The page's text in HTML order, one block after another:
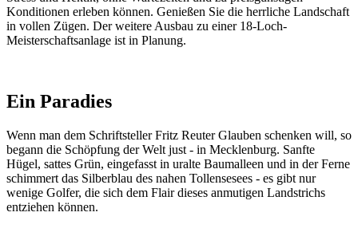
Konditionen erleben können. Genießen Sie die herrliche Landschaft
in vollen Zügen. Der weitere Ausbau zu einer 18-Loch-
Meisterschaftsanlage ist in Planung.
Ein Paradies
Wenn man dem Schriftsteller Fritz Reuter Glauben schenken will, so
begann die Schöpfung der Welt just - in Mecklenburg. Sanfte
Hügel, sattes Grün, eingefasst in uralte Baumalleen und in der Ferne
schimmert das Silberblau des nahen Tollensesees - es gibt nur
wenige Golfer, die sich dem Flair dieses anmutigen Landstrichs
entziehen können.